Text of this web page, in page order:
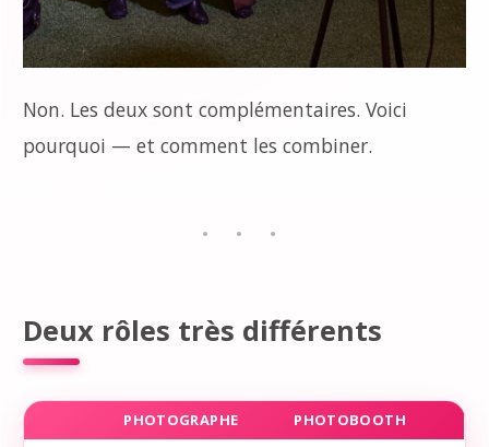
Non. Les deux sont complémentaires. Voici
pourquoi — et comment les combiner.
Deux rôles très différents
PHOTOGRAPHE
PHOTOBOOTH